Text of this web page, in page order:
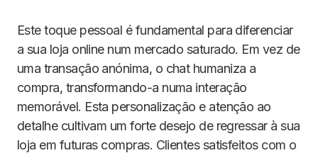
Este toque pessoal é fundamental para diferenciar
a sua loja online num mercado saturado. Em vez de
uma transação anónima, o chat humaniza a
compra, transformando-a numa interação
memorável. Esta personalização e atenção ao
detalhe cultivam um forte desejo de regressar à sua
loja em futuras compras. Clientes satisfeitos com o